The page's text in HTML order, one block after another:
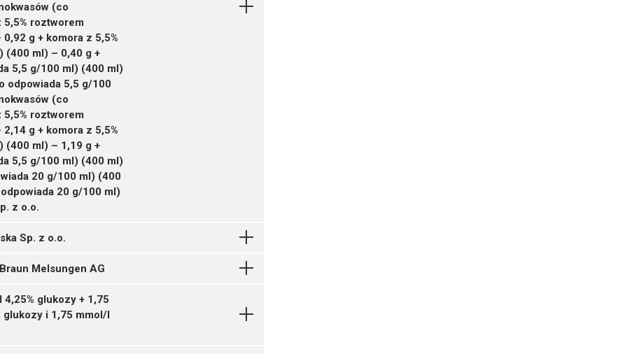
(co
roztworem
g + komora z 5,5%
(400 ml) – 0,40 g +
5,5 g/100 ml) (400 ml)
odpowiada 5,5 g/100
(co
roztworem
g + komora z 5,5%
(400 ml) – 1,19 g +
5,5 g/100 ml) (400 ml)
20 g/100 ml) (400
20 g/100 ml)
z o.o.
Sp. z o.o.
Melsungen AG
glukozy + 1,75
glukozy i 1,75 mmol/l